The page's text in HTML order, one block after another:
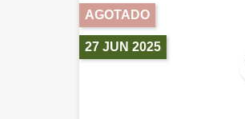
AGOTADO
27 JUN 2025